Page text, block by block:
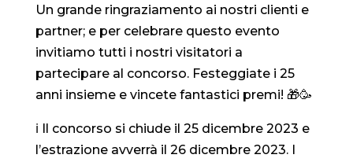
Un grande ringraziamento ai nostri clienti e
partner; e per celebrare questo evento
invitiamo tutti i nostri visitatori a
partecipare al concorso. Festeggiate i 25
anni insieme e vincete fantastici premi! 🎁🥳
ℹ️ Il concorso si chiude il 25 dicembre 2023 e
l’estrazione avverrà il 26 dicembre 2023. I